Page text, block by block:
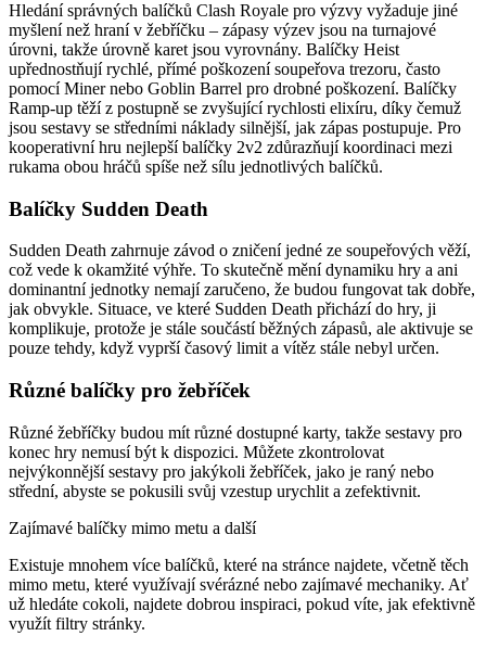
Hledání správných balíčků Clash Royale pro výzvy vyžaduje jiné
myšlení než hraní v žebříčku – zápasy výzev jsou na turnajové
úrovni, takže úrovně karet jsou vyrovnány. Balíčky Heist
upřednostňují rychlé, přímé poškození soupeřova trezoru, často
pomocí Miner nebo Goblin Barrel pro drobné poškození. Balíčky
Ramp-up těží z postupně se zvyšující rychlosti elixíru, díky čemuž
jsou sestavy se středními náklady silnější, jak zápas postupuje. Pro
kooperativní hru nejlepší balíčky 2v2 zdůrazňují koordinaci mezi
rukama obou hráčů spíše než sílu jednotlivých balíčků.
Balíčky Sudden Death
Sudden Death zahrnuje závod o zničení jedné ze soupeřových věží,
což vede k okamžité výhře. To skutečně mění dynamiku hry a ani
dominantní jednotky nemají zaručeno, že budou fungovat tak dobře,
jak obvykle. Situace, ve které Sudden Death přichází do hry, ji
komplikuje, protože je stále součástí běžných zápasů, ale aktivuje se
pouze tehdy, když vyprší časový limit a vítěz stále nebyl určen.
Různé balíčky pro žebříček
Různé žebříčky budou mít různé dostupné karty, takže sestavy pro
konec hry nemusí být k dispozici. Můžete zkontrolovat
nejvýkonnější sestavy pro jakýkoli žebříček, jako je raný nebo
střední, abyste se pokusili svůj vzestup urychlit a zefektivnit.
Zajímavé balíčky mimo metu a další
Existuje mnohem více balíčků, které na stránce najdete, včetně těch
mimo metu, které využívají svérázné nebo zajímavé mechaniky. Ať
už hledáte cokoli, najdete dobrou inspiraci, pokud víte, jak efektivně
využít filtry stránky.